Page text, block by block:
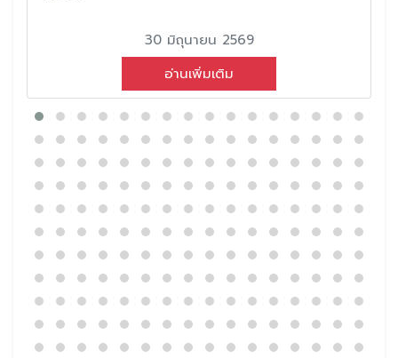
30 มิถุนายน 2569
อ่านเพิ่มเติม